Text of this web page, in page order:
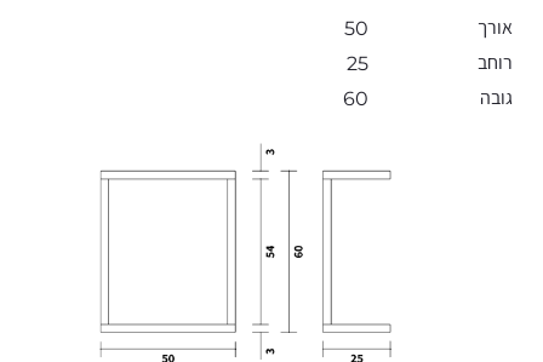
אורך
50
רוחב
25
גובה
60